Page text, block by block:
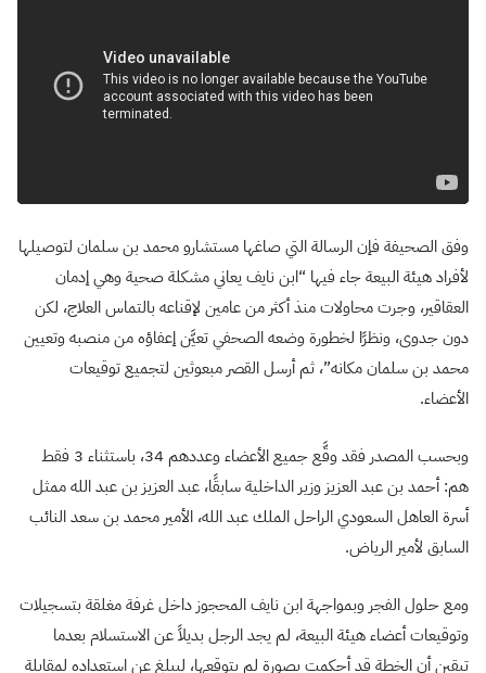
وفق الصحيفة فإن الرسالة التي صاغها مستشارو محمد بن سلمان لتوصيلها
لأفراد هيئة البيعة جاء فيها “ابن نايف يعاني مشكلة صحية وهي إدمان
العقاقير، وجرت محاولات منذ أكثر من عامين لإقناعه بالتماس العلاج، لكن
دون جدوى، ونظرًا لخطورة وضعه الصحفي تعيَّن إعفاؤه من منصبه وتعيين
محمد بن سلمان مكانه”، ثم أرسل القصر مبعوثين لتجميع توقيعات
الأعضاء.
وبحسب المصدر فقد وقَّع جميع الأعضاء وعددهم 34، باستثناء 3 فقط
هم: أحمد بن عبد العزيز وزير الداخلية سابقًا، عبد العزيز بن عبد الله ممثل
أسرة العاهل السعودي الراحل الملك عبد الله، الأمير محمد بن سعد النائب
السابق لأمير الرياض.
ومع حلول الفجر وبمواجهة ابن نايف المحجوز داخل غرفة مغلقة بتسجيلات
وتوقيعات أعضاء هيئة البيعة، لم يجد الرجل بديلاً عن الاستسلام بعدما
تيقين أن الخطة قد أحكمت بصورة لم يتوقعها، ليبلغ عن استعداده لمقابلة